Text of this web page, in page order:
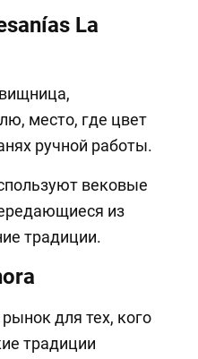
La
место, где цвет
ручной работы.
вековые
из
традиции.
для тех, кого
традиции